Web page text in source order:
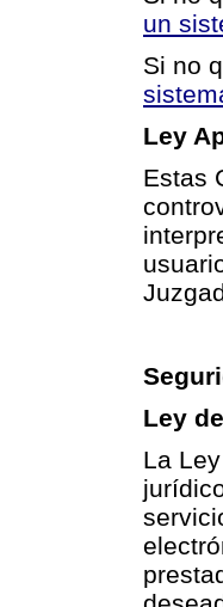
un
Si no
Ley
Estas
Ley
La